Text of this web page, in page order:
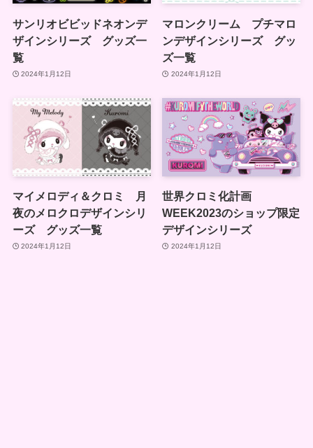
サンリオビビッドネオンデ
ザインシリーズ グッズ一
覧
2024年1月12日
マロンクリーム プチマロ
ンデザインシリーズ グッ
ズ一覧
2024年1月12日
マイメロディ＆クロミ 月
夜のメロクロデザインシリ
ーズ グッズ一覧
2024年1月12日
世界クロミ化計画
WEEK2023のショップ限定
デザインシリーズ
2024年1月12日